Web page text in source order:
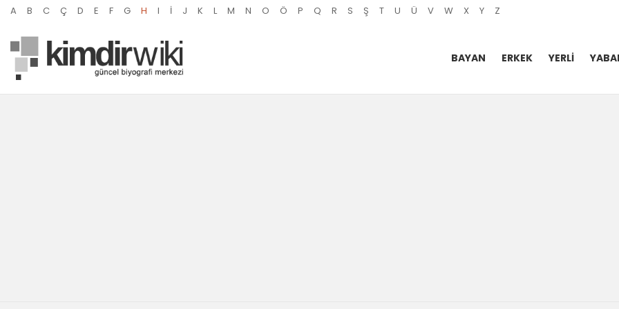
A B C Ç D E F G H I İ J K L M N O Ö P Q R S Ş T U Ü V W X Y Z
BAYAN ERKEK YERLI